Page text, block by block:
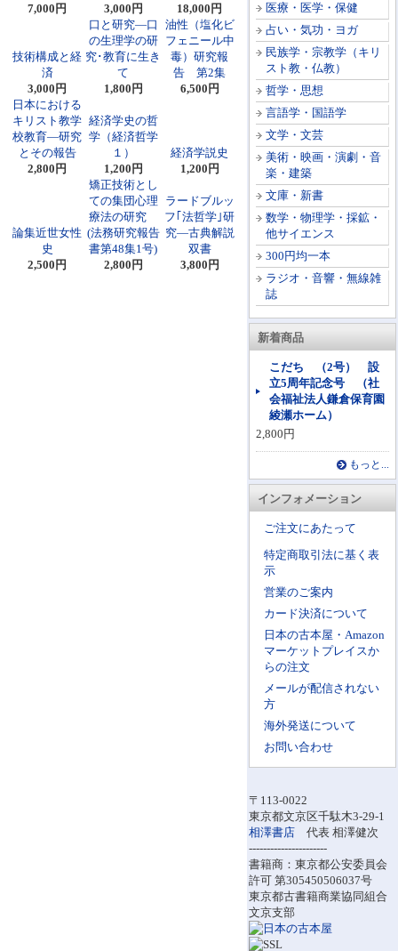
医療・医学・保健
占い・気功・ヨガ
民族学・宗教学（キリ
スト教・仏教）
哲学・思想
言語学・国語学
文学・文芸
美術・映画・演劇・音
楽・建築
文庫・新書
数学・物理学・採鉱・
他サイエンス
300円均一本
ラジオ・音響・無線雑
誌
新着商品
こだち （2号） 設
立5周年記念号 （社
会福祉法人鎌倉保育園
綾瀬ホーム）
2,800円
もっと...
インフォメーション
ご注文にあたって
特定商取引法に基く表
示
営業のご案内
カード決済について
日本の古本屋・Amazon
マーケットプレイスか
らの注文
メールが配信されない
方
海外発送について
お問い合わせ
〒113-0022
東京都文京区千駄木3-29-1
相澤書店 代表 相澤健次
----------------------
書籍商：東京都公安委員会
許可 第305450506037号
東京都古書籍商業協同組合
文京支部
7,000円
3,000円
18,000円
技術構成と経
済
3,000円
口と研究―口
の生理学の研
究･教育に生き
て
1,800円
油性（塩化ビ
フェニール中
毒）研究報
告 第2集
6,500円
日本における
キリスト教学
校教育―研究
とその報告
2,800円
経済学史の哲
学（経済哲学
１）
1,200円
経済学説史
1,200円
論集近世女性
史
2,500円
矯正技術とし
ての集団心理
療法の研究
(法務研究報告
書第48集1号)
2,800円
ラードブルッ
フ｢法哲学｣研
究―古典解説
双書
3,800円